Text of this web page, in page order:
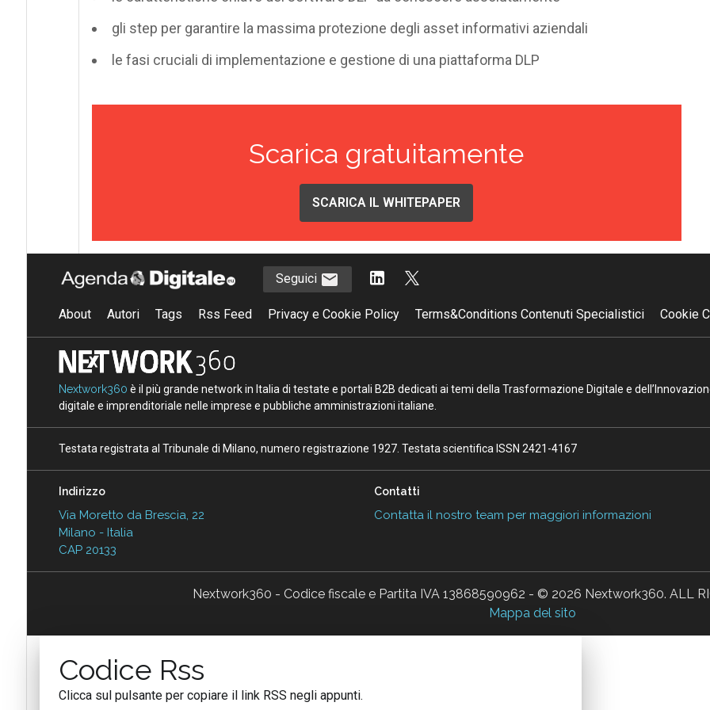
gli step per garantire la massima protezione degli asset informativi aziendali
le fasi cruciali di implementazione e gestione di una piattaforma DLP
Scarica gratuitamente
SCARICA IL WHITEPAPER
Seguici
About Autori Tags Rss Feed Privacy e Cookie Policy Terms&Conditions Contenuti Specialistici Cookie
Nextwork360 è il più grande network in Italia di testate e portali B2B dedicati ai temi della Trasformazione Digitale e
digitale e imprenditoriale nelle imprese e pubbliche amministrazioni italiane.
Testata registrata al Tribunale di Milano, numero registrazione 1927. Testata scientifica ISSN 2421-4167
Indirizzo
Via Moretto da Brescia, 22
Milano - Italia
CAP 20133
Contatti
Contatta il nostro team per maggiori informazioni
Nextwork360 - Codice fiscale e Partita IVA 13868590962 - © 2026 Nextwork360. ALL
Mappa del sito
Codice Rss
Clicca sul pulsante per copiare il link RSS negli appunti.